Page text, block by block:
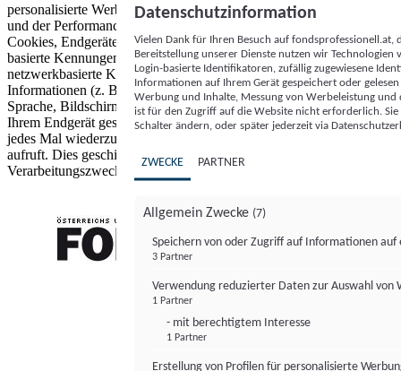
personalisierte Werbung und Inhalte, Messung von Werbeleistung
und der Performance von Inhalten sowie Zielgruppenforschung.
Cookies, Endgeräte- oder ähnliche Online-Kennungen (z. B. login-
basierte Kennungen, zufällig generierte Kennungen,
netzwerkbasierte Kennungen) können zusammen mit anderen
Informationen (z. B. Browsertyp und Browserinformationen,
Sprache, Bildschirmgröße, unterstützte Technologien usw.) auf
Ihrem Endgerät gespeichert oder von dort ausgelesen werden, um es
jedes Mal wiederzuerkennen, wenn es eine App oder einer Webseite
aufruft. Dies geschieht für einen oder mehrere der hier aufgeführten
Verarbeitungszwecke.
Datenschutzinformation
Vielen Dank für Ihren Besuch auf
Bereitstellung unserer Dienste nutzen wir Technologien
Login-basierte Identifikatoren, zufällig zugewiesene
Informationen auf Ihrem Gerät gespeichert oder
Werbung und Inhalte, Messung von Werbeleistung
ist für den Zugriff auf die Website nicht erforderlich.
Schalter ändern, oder später jederzeit via
ZWECKE PARTNER
Allgemein Zwecke (7)
Speichern von oder Zugriff auf Informationen auf
3 Partner
Verwendung reduzierter Daten zur Auswahl von
1 Partner
- mit berechtigtem Interesse
1 Partner
Erstellung von Profilen für personalisierte
FONDS professionell